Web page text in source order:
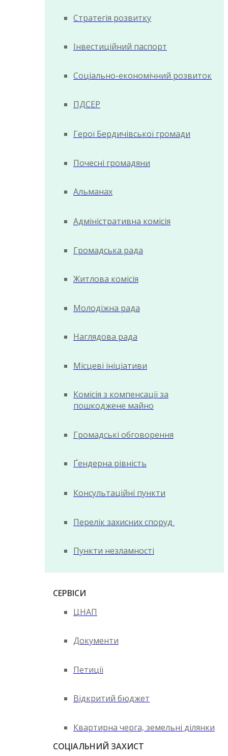
Стратегія розвитку
Інвестиційний паспорт
Соціально-економічний розвиток
ПДСЕР
Герої Бердичівської громади
Почесні громадяни
Альманах
Адміністративна комісія
Громадська рада
Житлова комісія
Молодіжна рада
Наглядова рада
Місцеві ініціативи
Комісія з компенсації за
пошкоджене майно
Громадські обговорення
Ґендерна рівність
Консультаційні пункти
Перелік захисних споруд
Пункти незламності
СЕРВІСИ
ЦНАП
Документи
Петиції
Відкритий бюджет
Квартирна черга, земельні ділянки
СОЦІАЛЬНИЙ ЗАХИСТ